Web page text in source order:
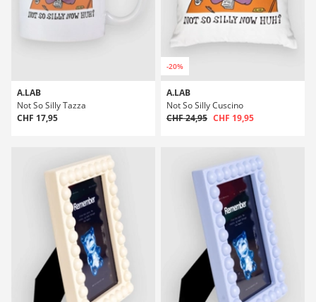
A.LAB
Not So Silly Tazza
CHF 17,95
-20%
A.LAB
Not So Silly Cuscino
CHF 24,95 CHF 19,95